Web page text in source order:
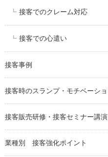
接客でのクレーム対応
接客での心遣い
接客事例
接客時のスランプ・モチベーシ
接客販売研修・接客セミナー講演
業種別 接客強化ポイント